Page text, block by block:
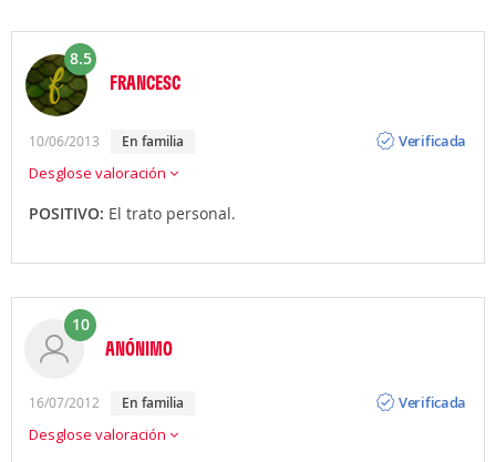
8.5
FRANCESC
10/06/2013 en familia
Verificada
Desglose valoración
POSITIVO: El trato personal.
10
ANÓNIMO
16/07/2012 en familia
Verificada
Desglose valoración